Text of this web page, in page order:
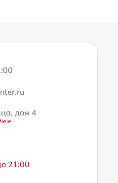
дом 4
21:00